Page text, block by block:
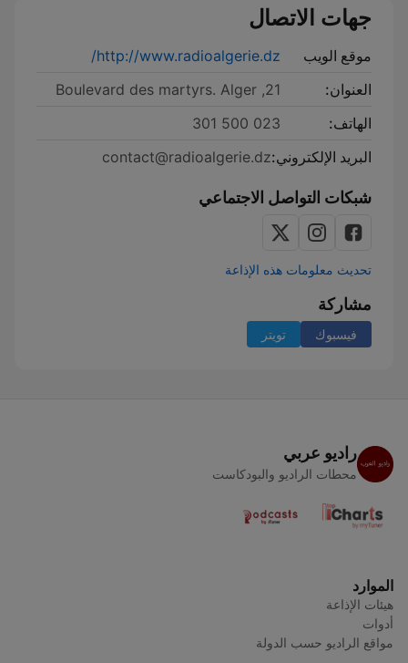
جهات الاتصال
موقع الويب
http://www.radioalgerie.dz/
العنوان:
21, Boulevard des martyrs. Alger
الهاتف:
023 500 301
البريد الإلكتروني:contact@radioalgerie.dz
شبكات التواصل الاجتماعي
تحديث معلومات هذه الإذاعة
مشاركة
فيسبوك تويتر
راديو عربي
محطات الراديو والبودكاست
الموارد
هيئات الإذاعة
أدوات
مواقع الراديو حسب الدولة